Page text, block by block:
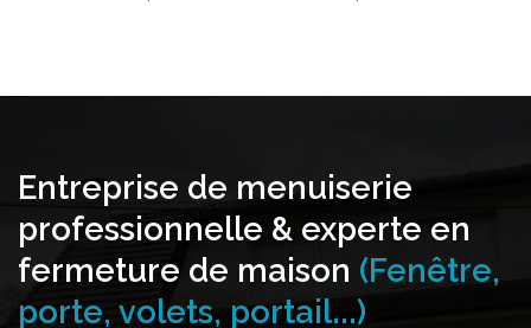
Entreprise de menuiserie
professionnelle & experte en
fermeture de maison (Fenêtre,
porte, volets, portail...)